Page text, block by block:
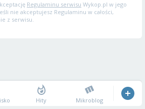
Regulaminu serwisu Wykop.pl w jego
nie akceptujesz Regulaminu w całości,
z serwisu.
Hity Mikroblog